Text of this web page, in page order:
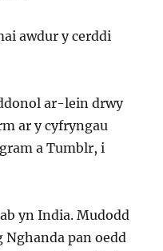
awdur y cerddi
ar-lein drwy
ar y cyfryngau
a Tumblr, i
yn India. Mudodd
pan oedd